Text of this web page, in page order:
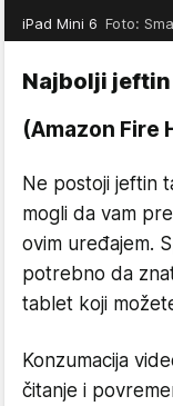
iPad Mini 6 Foto:
Najbolji
(Amazon Fire
Ne postoji jeftin
mogli da vam
ovim uređajem.
potrebno da
tablet koji
Konzumacija
čitanje i